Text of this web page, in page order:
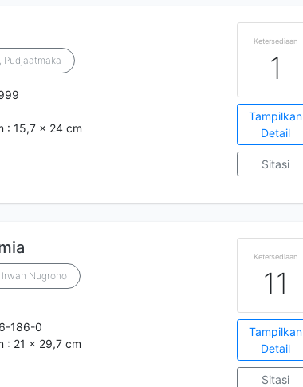
, Pudjaatmaka
: 15,7 x 24 cm
Ketersediaan
1
Tampilkan
Detail
Sitasi
Nugroho
186-0
: 21 x 29,7 cm
Ketersediaan
11
Tampilkan
Detail
Sitasi